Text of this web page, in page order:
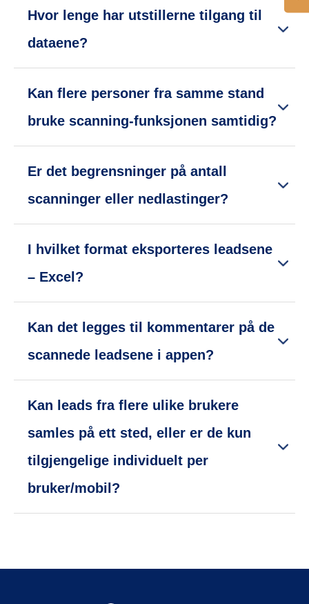
Hvor lenge har utstillerne tilgang til
dataene?
Kan flere personer fra samme stand
bruke scanning-funksjonen samtidig?
Er det begrensninger på antall
scanninger eller nedlastinger?
I hvilket format eksporteres leadsene
– Excel?
Kan det legges til kommentarer på de
scannede leadsene i appen?
Kan leads fra flere ulike brukere
samles på ett sted, eller er de kun
tilgjengelige individuelt per
bruker/mobil?